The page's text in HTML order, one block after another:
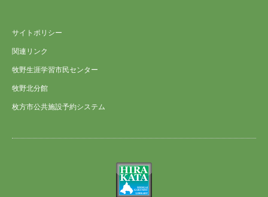
サイトポリシー
関連リンク
牧野生涯学習市民センター
牧野北分館
枚方市公共施設予約システム